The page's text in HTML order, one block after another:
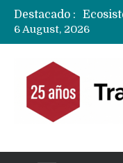
Destacado :
6 August, 2026